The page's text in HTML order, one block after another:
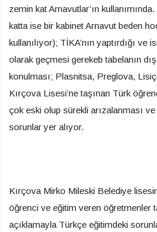
zemin kat Arnavutlar’ın
katta ise bir kabinet Arnavut beden
kullanılıyor); TİKA’nın yaptırdığı
olarak geçmesi gerekeb tabelanın
konulması; Plasnitsa, Preglova,
Kırçova Lisesi’ne taşınan Türk
çok eski olup sürekli arızalanması
sorunlar yer alıyor.
Kırçova Mirko Mileski Belediye
öğrenci ve eğitim veren öğretmenler
açıklamayla Türkçe eğitimdeki